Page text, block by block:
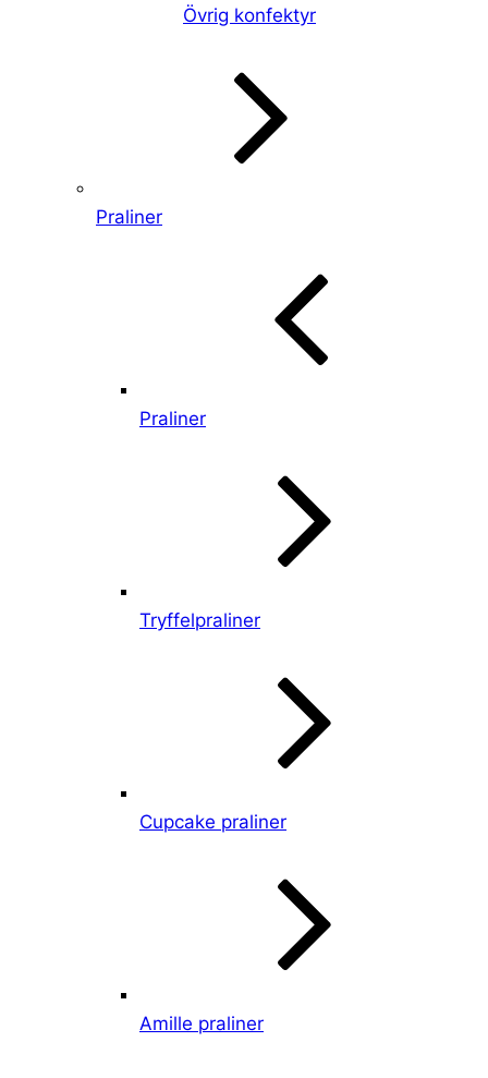
Övrig konfektyr
Praliner
Praliner
Tryffelpraliner
Cupcake praliner
Amille praliner